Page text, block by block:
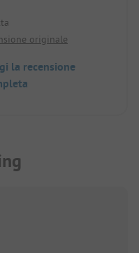
originale
la recensione